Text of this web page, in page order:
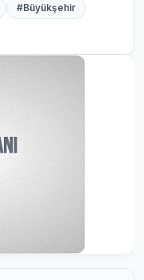
#Büyükşehir